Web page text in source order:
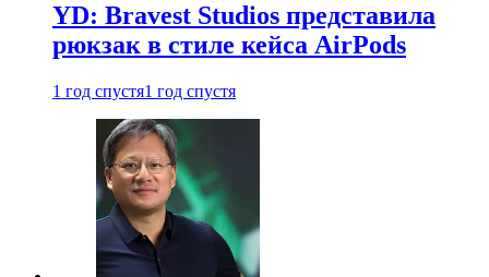
YD: Bravest Studios представила
рюкзак в стиле кейса AirPods
1 год спустя1 год спустя